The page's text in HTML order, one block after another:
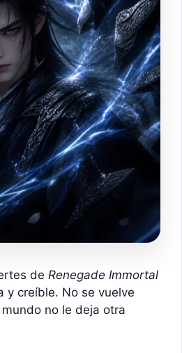
de Renegade Immortal
y creíble. No se vuelve
no le deja otra